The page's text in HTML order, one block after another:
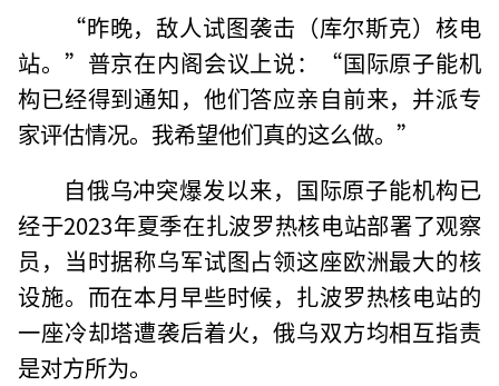
“昨晚，敌人试图袭击（库尔斯克）核电
站。”普京在内阁会议上说：“国际原子能机
构已经得到通知，他们答应亲自前来，并派专
家评估情况。我希望他们真的这么做。”
自俄乌冲突爆发以来，国际原子能机构已
经于2023年夏季在扎波罗热核电站部署了观察
员，当时据称乌军试图占领这座欧洲最大的核
设施。而在本月早些时候，扎波罗热核电站的
一座冷却塔遭袭后着火，俄乌双方均相互指责
是对方所为。